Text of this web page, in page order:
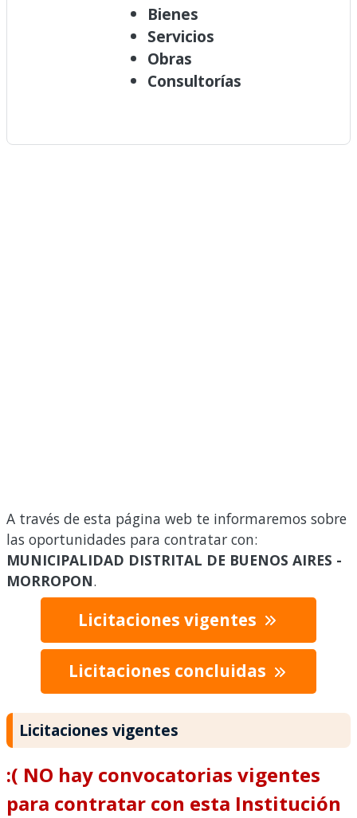
Bienes
Servicios
Obras
Consultorías
A través de esta página web te informaremos sobre
las oportunidades para contratar con:
MUNICIPALIDAD DISTRITAL DE BUENOS AIRES -
MORROPON.
Licitaciones vigentes
Licitaciones concluidas
Licitaciones vigentes
:( NO hay convocatorias vigentes
para contratar con esta Institución